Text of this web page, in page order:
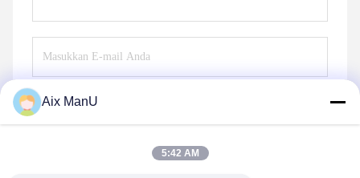
Kirim
Aix ManU
5:42 AM